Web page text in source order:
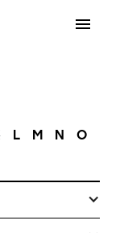
L M N O